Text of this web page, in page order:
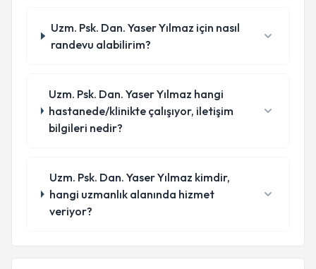
Uzm. Psk. Dan. Yaser Yılmaz için nasıl
randevu alabilirim?
Uzm. Psk. Dan. Yaser Yılmaz hangi
hastanede/klinikte çalışıyor, iletişim
bilgileri nedir?
Uzm. Psk. Dan. Yaser Yılmaz kimdir,
hangi uzmanlık alanında hizmet
veriyor?